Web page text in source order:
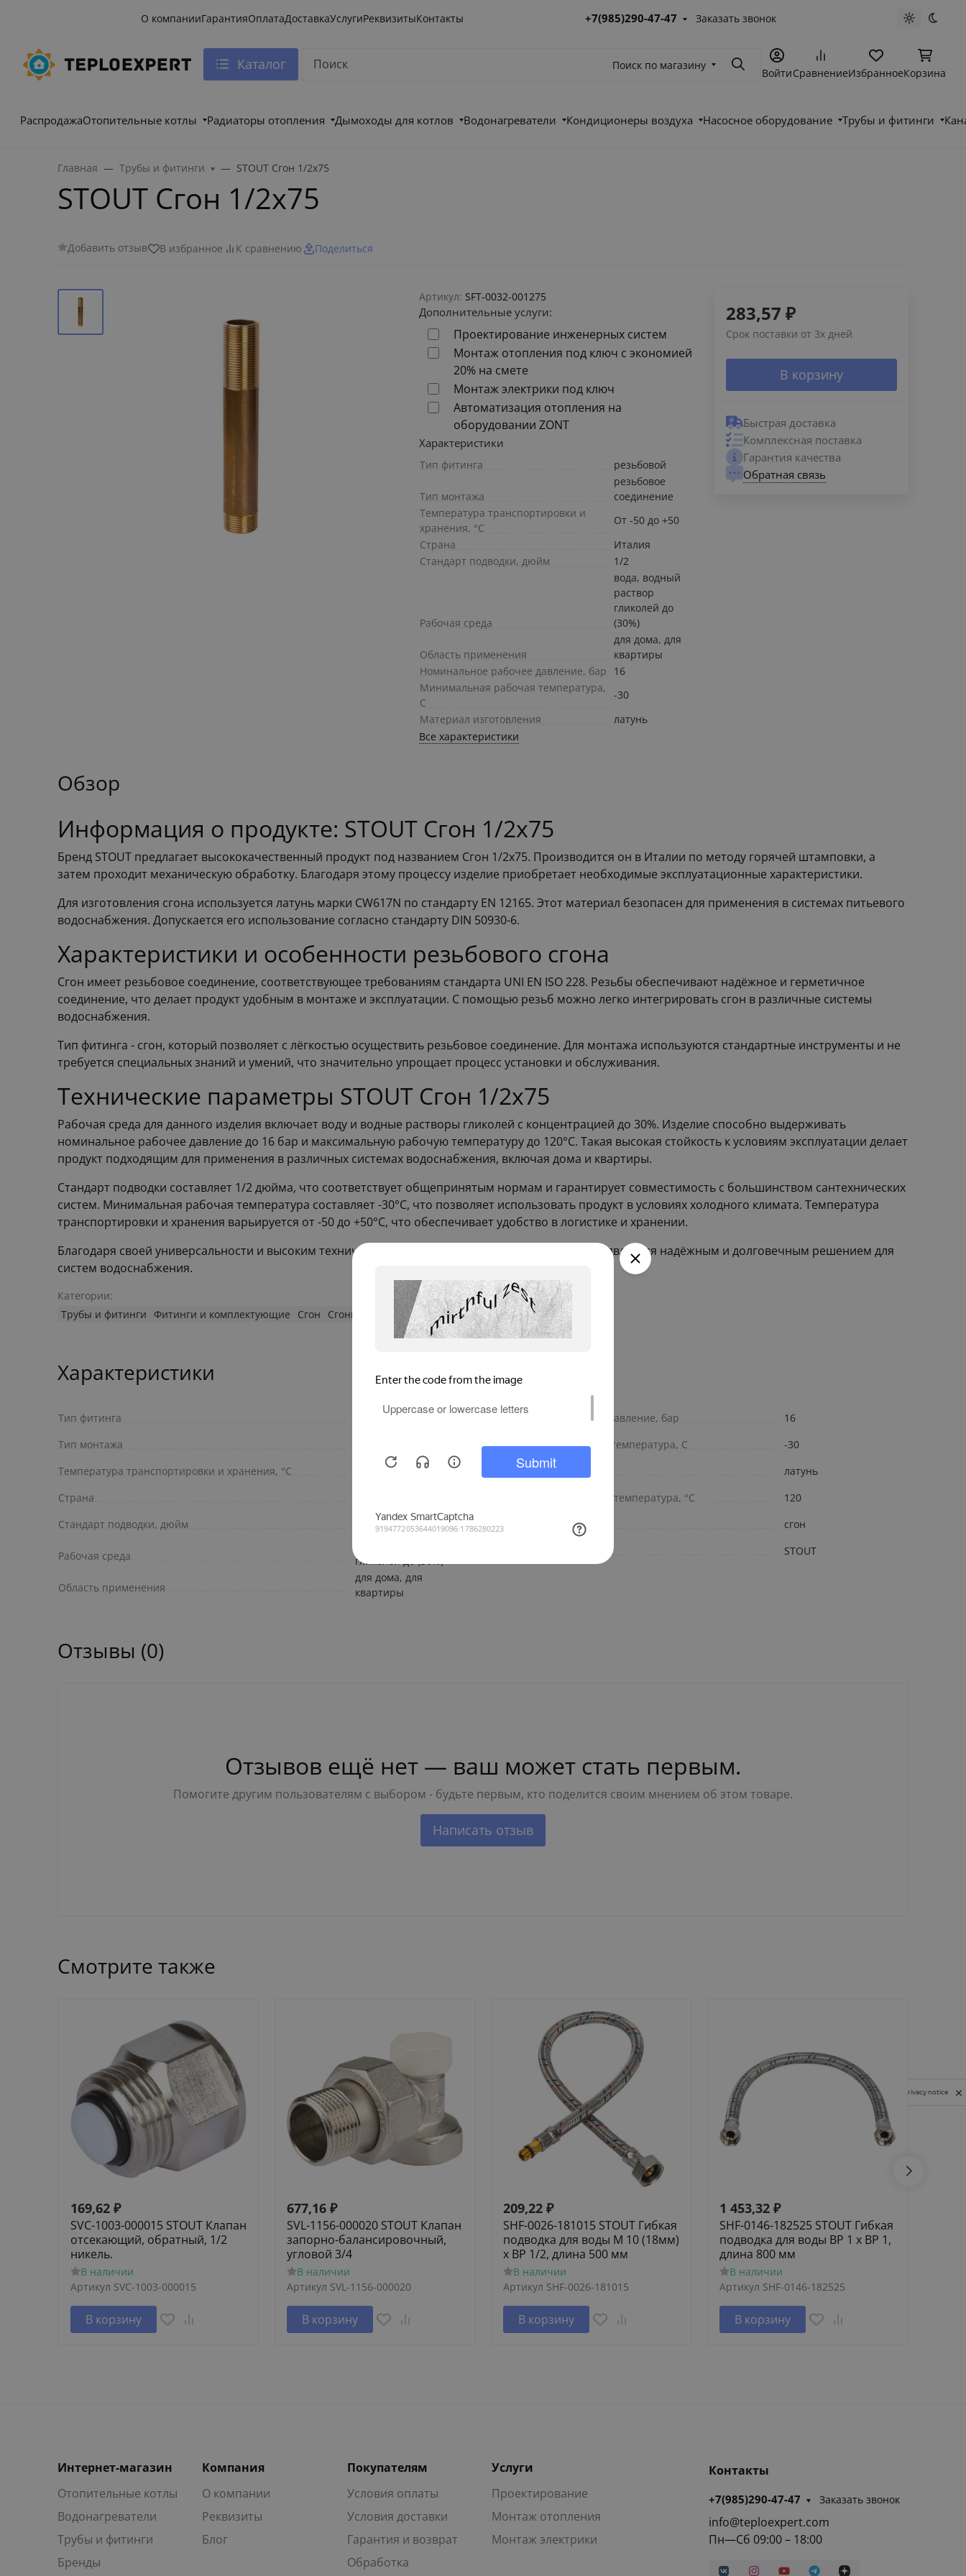
О компанииГарантияОплатаДоставкаУслугиРеквизитыКонтакты +7(985)290-47-47 Заказать звонок Светлая
Каталог Поиск по магазину ПоискВойтиСравнениеИзбранноеКорзина
РаспродажаОтопительные котлы Радиаторы отопления Дымоходы для котлов Водонагреватели Кондиционеры воздуха Насосное оборудование Трубы и фитинги
Главная Трубы и фитинги STOUT Сгон 1/2x75
STOUT Сгон 1/2x75
Добавить отзыв В избранное К сравнению Поделиться
Артикул: SFT-0032-001275
Дополнительные услуги:
Проектирование инженерных систем
Монтаж отопления под ключ с экономией
20% на смете
Монтаж электрики под ключ
Автоматизация отопления на
оборудовании ZONT
Характеристики
Тип фитинга резьбовой
Тип монтажа
резьбовое
соединение
Температура транспортировки и
хранения, °С
От -50 до +50
Страна
Италия
Стандарт подводки, дюйм
1/2
Рабочая среда
вода, водный
раствор
гликолей до
(30%)
Область применения
для дома, для
квартиры
Номинальное рабочее давление, бар
16
Минимальная рабочая температура,
С
-30
Материал изготовления
латунь
Все характеристики
283,57 ₽
Срок поставки от 3х дней
В корзину
Быстрая доставка
Комплексная поставка
Гарантия качества
Обратная связь
Обзор
Информация о продукте: STOUT Сгон 1/2x75
Бренд STOUT предлагает высококачественный продукт под названием Сгон 1/2x75. Производится он в Италии по методу горячей штамповки, а
затем проходит механическую обработку. Благодаря этому процессу изделие приобретает необходимые эксплуатационные характеристики.
Для изготовления сгона используется латунь марки СW617N по стандарту EN 12165. Этот материал безопасен для применения в системах питьевого
водоснабжения. Допускается его использование согласно стандарту DIN 50930-6.
Характеристики и особенности резьбового сгона
Сгон имеет резьбовое соединение, соответствующее требованиям стандарта UNI EN ISO 228. Резьбы обеспечивают надёжное и герметичное
соединение, что делает продукт удобным в монтаже и эксплуатации. С помощью резьб можно легко интегрировать сгон в различные системы
водоснабжения.
Тип фитинга - сгон, который позволяет с лёгкостью осуществить резьбовое соединение. Для монтажа используются стандартные инструменты и не
требуется специальных знаний и умений, что значительно упрощает процесс установки и обслуживания.
Технические параметры STOUT Сгон 1/2x75
Рабочая среда для данного изделия включает воду и водные растворы гликолей с концентрацией до 30%. Изделие способно выдерживать
номинальное рабочее давление до 16 бар и максимальную рабочую температуру до 120°C. Такая высокая стойкость к условиям эксплуатации делает
продукт подходящим для применения в различных системах водоснабжения, включая дома и квартиры.
Стандарт подводки составляет 1/2 дюйма, что соответствует общепринятым нормам и гарантирует совместимость с большинством сантехнических
систем. Минимальная рабочая температура составляет -30°C, что позволяет использовать продукт в условиях холодного климата. Температура
транспортировки и хранения варьируется от -50 до +50°C, что обеспечивает удобство в логистике и хранении.
Благодаря своей универсальности и высоким техническим характеристикам, STOUT Сгон 1/2x75 является надёжным и долговечным решением для
систем водоснабжения.
Категории:
Трубы и фитинги Фитинги и комплектующие Сгон Сгоны STOUT
Характеристики
Тип фитинга
резьбовой
Тип монтажа
Температура транспортировки и хранения, °С
От -50 до +50
Страна
Стандарт подводки, дюйм
Рабочая среда
гликолей до (30%)
Область применения
для дома, для
квартиры
Номинальное рабочее давление, бар
16
Минимальная рабочая температура, С
-30
Материал изготовления
латунь
Максимальная рабочая температура, °С
120
Вид фитинга
сгон
STOUT
Отзывы (0)
Отзывов ещё нет — ваш может стать первым.
Помогите другим пользователям с выбором - будьте первым, кто поделится своим мнением об этом товаре.
Написать отзыв
Смотрите также
169,62 ₽
SVC-1003-000015 STOUT Клапан
отсекающий, обратный, 1/2
никель.
В наличии
Артикул SVC-1003-000015
В корзину
677,16 ₽
SVL-1156-000020 STOUT Клапан
запорно-балансировочный,
угловой 3/4
В наличии
Артикул SVL-1156-000020
В корзину
209,22 ₽
SHF-0026-181015 STOUT Гибкая
подводка для воды M 10 (18мм)
х ВР 1/2, длина 500 мм
В наличии
Артикул SHF-0026-181015
В корзину
1 453,32 ₽
SHF-0146-182525 STOUT Гибкая
подводка для воды ВР 1 х ВР 1,
длина 800 мм
В наличии
Артикул SHF-0146-182525
В корзину
Интернет-магазин
Отопительные котлы
Водонагреватели
Трубы и фитинги
Бренды
Компания
О компании
Реквизиты
Блог
Покупателям
Условия оплаты
Условия доставки
Гарантия и возврат
Обработка
Услуги
Проектирование
Монтаж отопления
Монтаж электрики
Контакты
+7(985)290-47-47 Заказать звонок
info@teploexpert.com
Пн—Сб 09:00 – 18:00
Privacy notice